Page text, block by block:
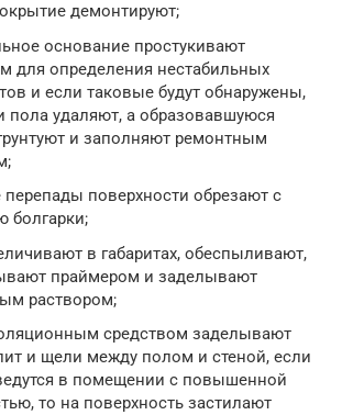
демонтируют;
основание простукивают
для определения нестабильных
и если таковые будут обнаружены,
пола удаляют, а образовавшуюся
и заполняют ремонтным
поверхности обрезают с
болгарки;
в габаритах, обеспыливают,
праймером и заделывают
раствором;
средством заделывают
и щели между полом и стеной, если
в помещении с повышенной
то на поверхность застилают